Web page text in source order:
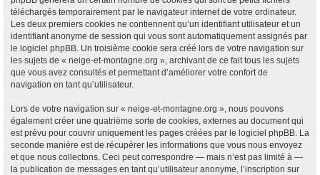
téléchargés temporairement par le navigateur internet de votre ordinateur.
Les deux premiers cookies ne contiennent qu’un identifiant utilisateur et un
identifiant anonyme de session qui vous sont automatiquement assignés par
le logiciel phpBB. Un troisième cookie sera créé lors de votre navigation sur
les sujets de « neige-et-montagne.org », archivant de ce fait tous les sujets
que vous avez consultés et permettant d’améliorer votre confort de
navigation en tant qu’utilisateur.
Lors de votre navigation sur « neige-et-montagne.org », nous pouvons
également créer une quatrième sorte de cookies, externes au document qui
est prévu pour couvrir uniquement les pages créées par le logiciel phpBB. La
seconde manière est de récupérer les informations que vous nous envoyez
et que nous collectons. Ceci peut correspondre — mais n’est pas limité à —
la publication de messages en tant qu’utilisateur anonyme, l’inscription sur